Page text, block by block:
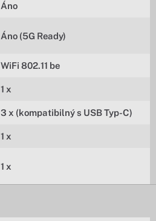
Áno
Áno (5G Ready)
WiFi 802.11 be
1 x
3 x (kompatibilný s USB Typ-C)
1 x
1 x